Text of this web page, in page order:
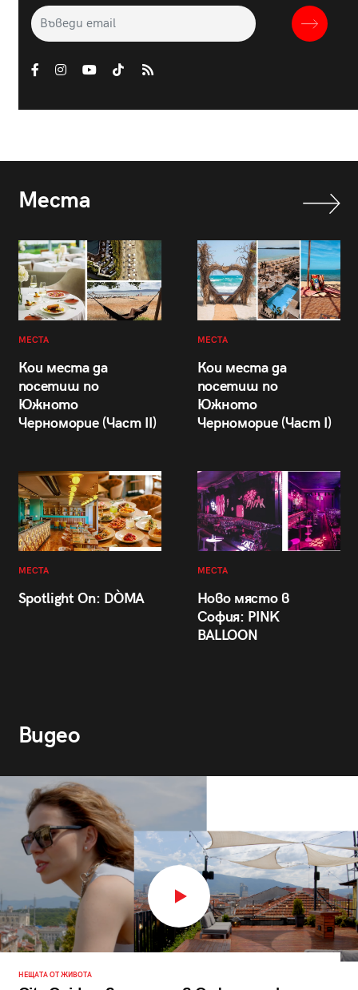
Места
МЕСТА
Кои места да
посетиш по
Южното
Черноморие (Част II)
МЕСТА
Кои места да
посетиш по
Южното
Черноморие (Част I)
МЕСТА
Spotlight On: DÒMA
МЕСТА
Ново място в
София: PINK
BALLOON
Видео
НЕЩАТА ОТ ЖИВОТА